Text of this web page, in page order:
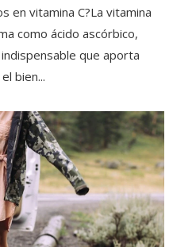
en vitamina C?La vitamina
como ácido ascórbico,
que aporta
bien...